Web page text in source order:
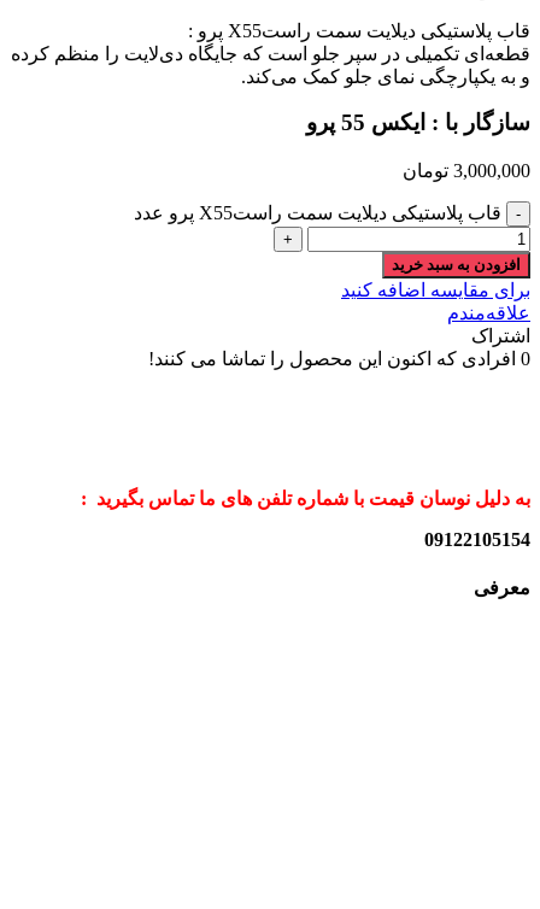
قاب پلاستیکی دیلایت سمت راستX55 پرو :
قطعه‌ای تکمیلی در سپر جلو است که جایگاه دی‌لایت را منظم کرده
و به یکپارچگی نمای جلو کمک می‌کند.
سازگار با : ایکس 55 پرو
3,000,000 تومان
قاب پلاستیکی دیلایت سمت راستX55 پرو عدد
افزودن به سبد خرید
برای مقایسه اضافه کنید
علاقه‌مندم
اشتراک
0 افرادی که اکنون این محصول را تماشا می کنند!
به دلیل نوسان قیمت با شماره تلفن های ما تماس بگیرید :
09122105154
معرفی